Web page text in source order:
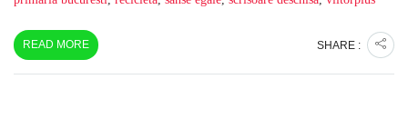
READ MORE SHARE :